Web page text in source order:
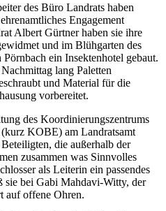
des Büro Landrats haben
Engagement
Albert Gürtner haben sie ihre
und im Blühgarten des
ein Insektenhotel gebaut.
lang Paletten
und Material für die
vorbereitet.
des Koordinierungszentrums
KOBE) am Landratsamt
die außerhalb der
zusammen was Sinnvolles
als Leiterin ein passendes
sie bei Gabi Mahdavi-Witty, der
auf offene Ohren.